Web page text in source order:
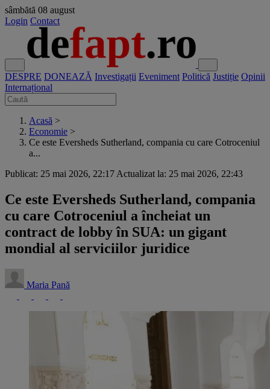
sâmbătă 08 august
Login Contact
DESPRE DONEAZĂ Investigații Eveniment Politică Justiție Opinii
Internațional
Acasă >
Economie >
Ce este Eversheds Sutherland, compania cu care Cotroceniul
a...
Publicat: 25 mai 2026, 22:17 Actualizat la: 25 mai 2026, 22:43
Ce este Eversheds Sutherland, compania
cu care Cotroceniul a încheiat un
contract de lobby în SUA: un gigant
mondial al serviciilor juridice
Maria Pană